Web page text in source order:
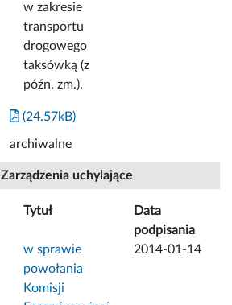
w zakresie
transportu
drogowego
taksówką (z
późn. zm.).
(24.57kB)
archiwalne
Zarządzenia uchylające
Tytuł
Data
podpisania
w sprawie
powołania
Komisji
2014-01-14